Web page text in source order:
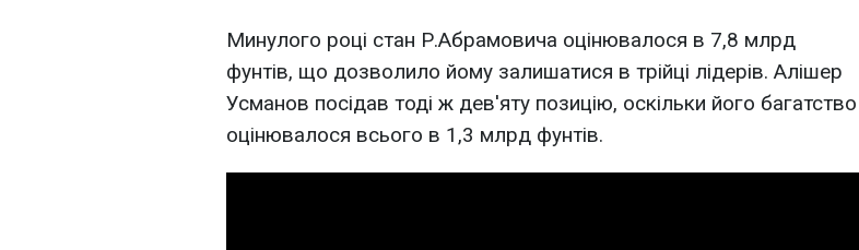
Минулого році стан Р.Абрамовича оцінювалося в 7,8 млрд
фунтів, що дозволило йому залишатися в трійці лідерів. Алішер
Усманов посідав тоді ж дев'яту позицію, оскільки його багатство
оцінювалося всього в 1,3 млрд фунтів.